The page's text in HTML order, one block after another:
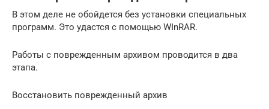
В этом деле не обойдется без установки специальных
программ. Это удастся с помощью WInRAR.
Работы с поврежденным архивом проводится в два
этапа.
Восстановить поврежденный архив